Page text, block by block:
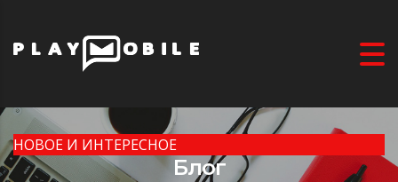
НОВОЕ И ИНТЕРЕСНОЕ
Блог